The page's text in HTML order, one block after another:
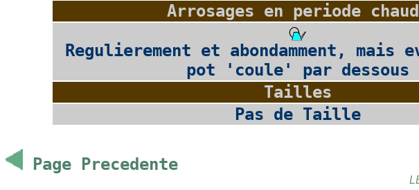
Arrosages en periode
Regulierement et abondamment,
pot 'coule' par dessous
Tailles
Pas de Taille
Page Precedente